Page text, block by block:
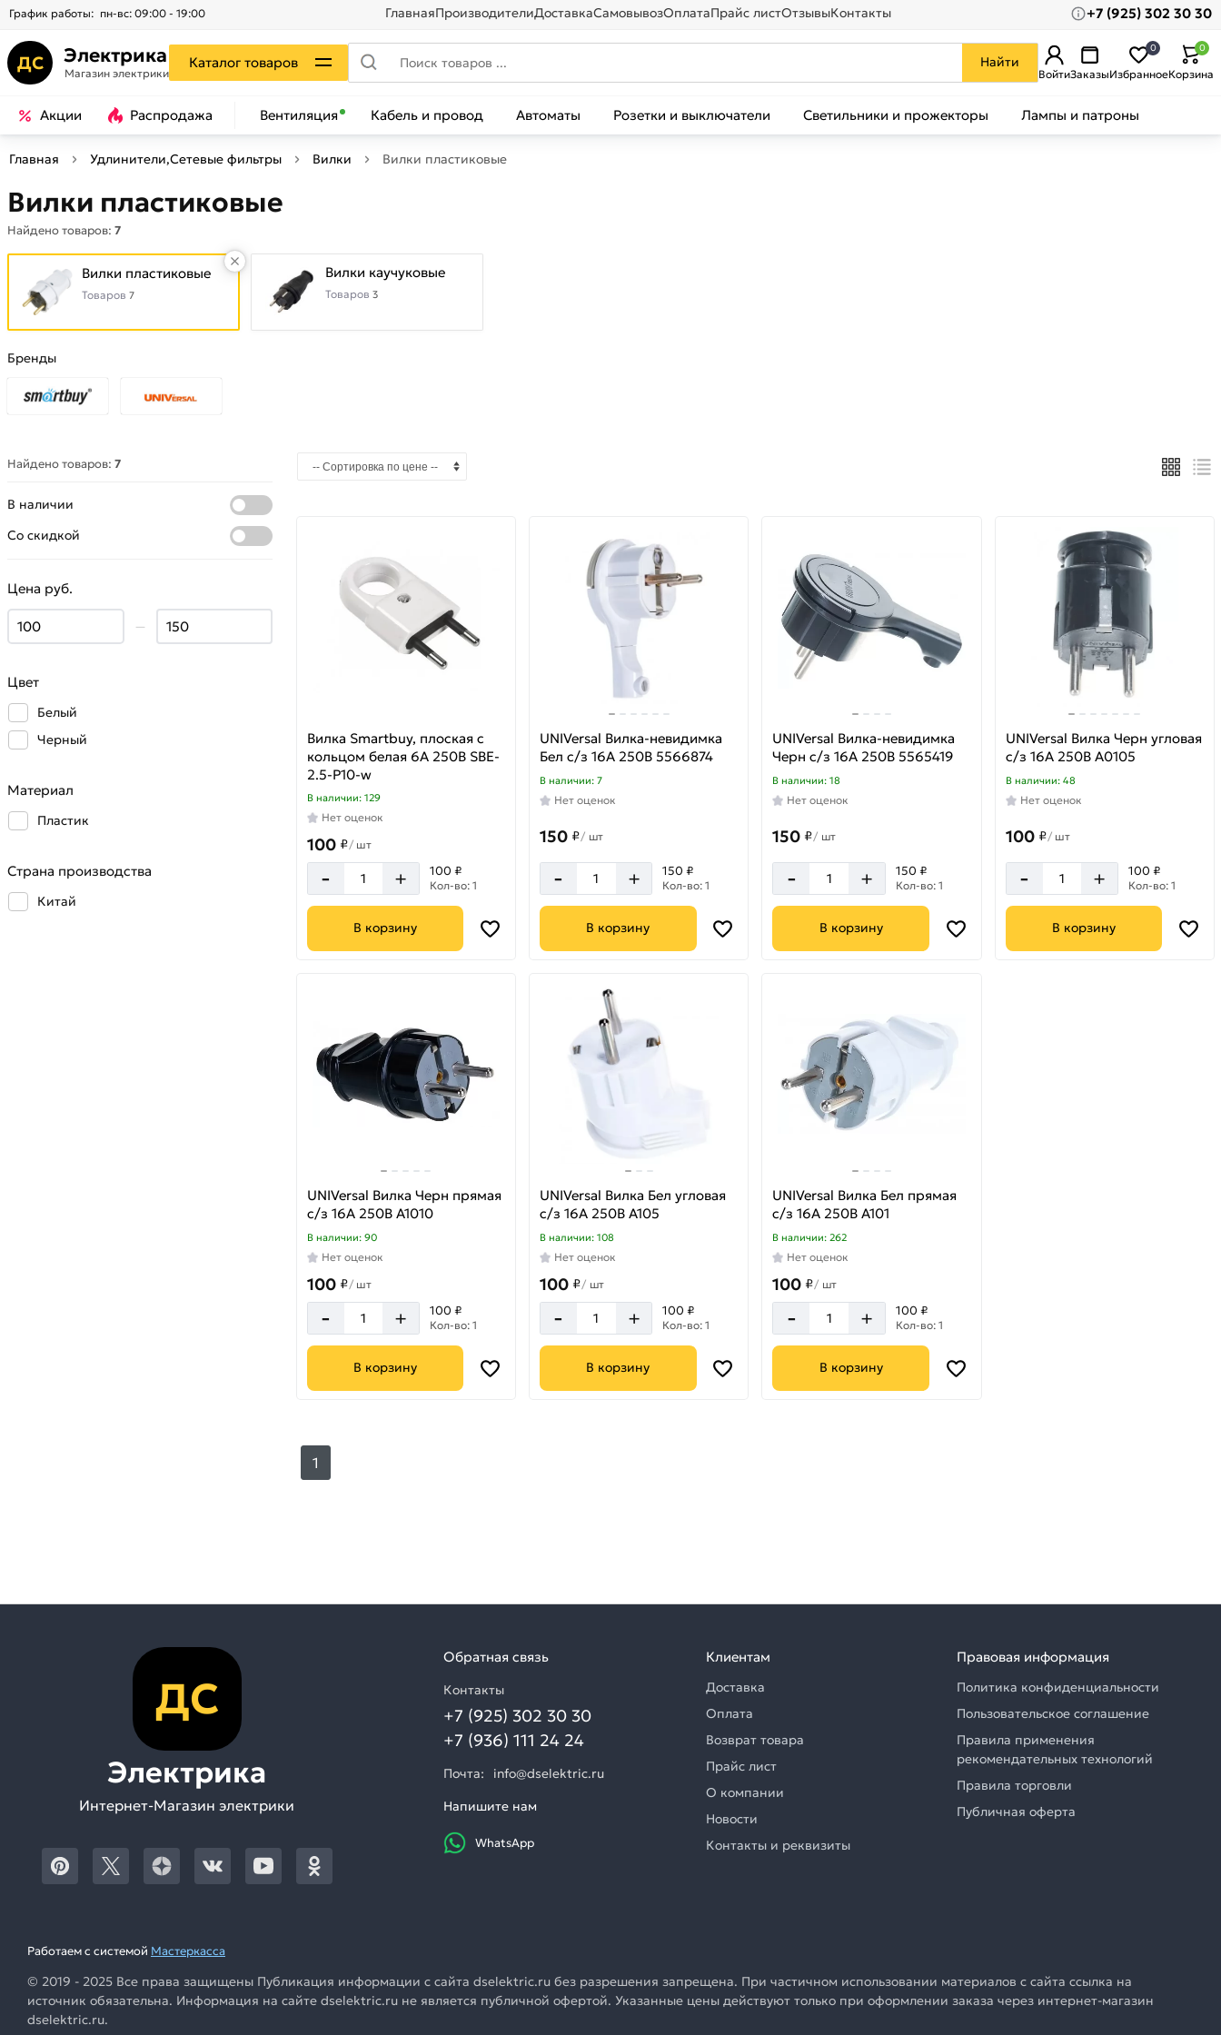
График работы: пн-вс: 09:00 - 19:00 ГлавнаяПроизводителиДоставкаСамовывозОплатаПрайс листОтзывыКонтакты +7 (925) 302 30 30
ДС Электрика
Магазин электрики
Каталог товаров Найти
ВойтиЗаказыИзбранное
0
Корзина
0
Акции Распродажа Вентиляция Кабель и провод Автоматы Розетки и выключатели Светильники и прожекторы Лампы и патроны
Главная Удлинители,Сетевые фильтры Вилки Вилки пластиковые
Вилки пластиковые
Найдено товаров: 7
Вилки пластиковые
Товаров 7
Вилки каучуковые
Товаров 3
Бренды
Найдено товаров: 7
В наличии
Со скидкой
Цена руб.
—
Цвет
Белый
Черный
Материал
Пластик
Страна производства
Китай
Вилка Smartbuy, плоская с
кольцом белая 6А 250В SBE-
2.5-P10-w
В наличии: 129
Нет оценок
100 ₽/ шт
- + 100 ₽
Кол-во: 1
В корзину
UNIVersal Вилка-невидимка
Бел с/з 16А 250В 5566874
В наличии: 7
Нет оценок
150 ₽/ шт
- + 150 ₽
Кол-во: 1
В корзину
UNIVersal Вилка-невидимка
Черн с/з 16А 250В 5565419
В наличии: 18
Нет оценок
150 ₽/ шт
- + 150 ₽
Кол-во: 1
В корзину
UNIVersal Вилка Черн угловая
с/з 16А 250В А0105
В наличии: 48
Нет оценок
100 ₽/ шт
- + 100 ₽
Кол-во: 1
В корзину
UNIVersal Вилка Черн прямая
с/з 16А 250В А1010
В наличии: 90
Нет оценок
100 ₽/ шт
- + 100 ₽
Кол-во: 1
В корзину
UNIVersal Вилка Бел угловая
с/з 16А 250В А105
В наличии: 108
Нет оценок
100 ₽/ шт
- + 100 ₽
Кол-во: 1
В корзину
UNIVersal Вилка Бел прямая
с/з 16А 250В А101
В наличии: 262
Нет оценок
100 ₽/ шт
- + 100 ₽
Кол-во: 1
В корзину
1
ДС
Электрика
Интернет-Магазин электрики
Обратная связь
Контакты
+7 (925) 302 30 30
+7 (936) 111 24 24
Почта:
info@dselektric.ru
Напишите нам
WhatsApp
Клиентам
Доставка
Оплата
Возврат товара
Прайс лист
О компании
Новости
Контакты и реквизиты
Правовая информация
Политика конфиденциальности
Пользовательское соглашение
Правила применения
рекомендательных технологий
Правила торговли
Публичная оферта
Работаем с системой Мастеркасса
© 2019 - 2025 Все права защищены Публикация информации с сайта dselektric.ru без разрешения запрещена. При частичном использовании материалов с сайта ссылка на
источник обязательна. Информация на сайте dselektric.ru не является публичной офертой. Указанные цены действуют только при оформлении заказа через интернет-магазин
dselektric.ru.